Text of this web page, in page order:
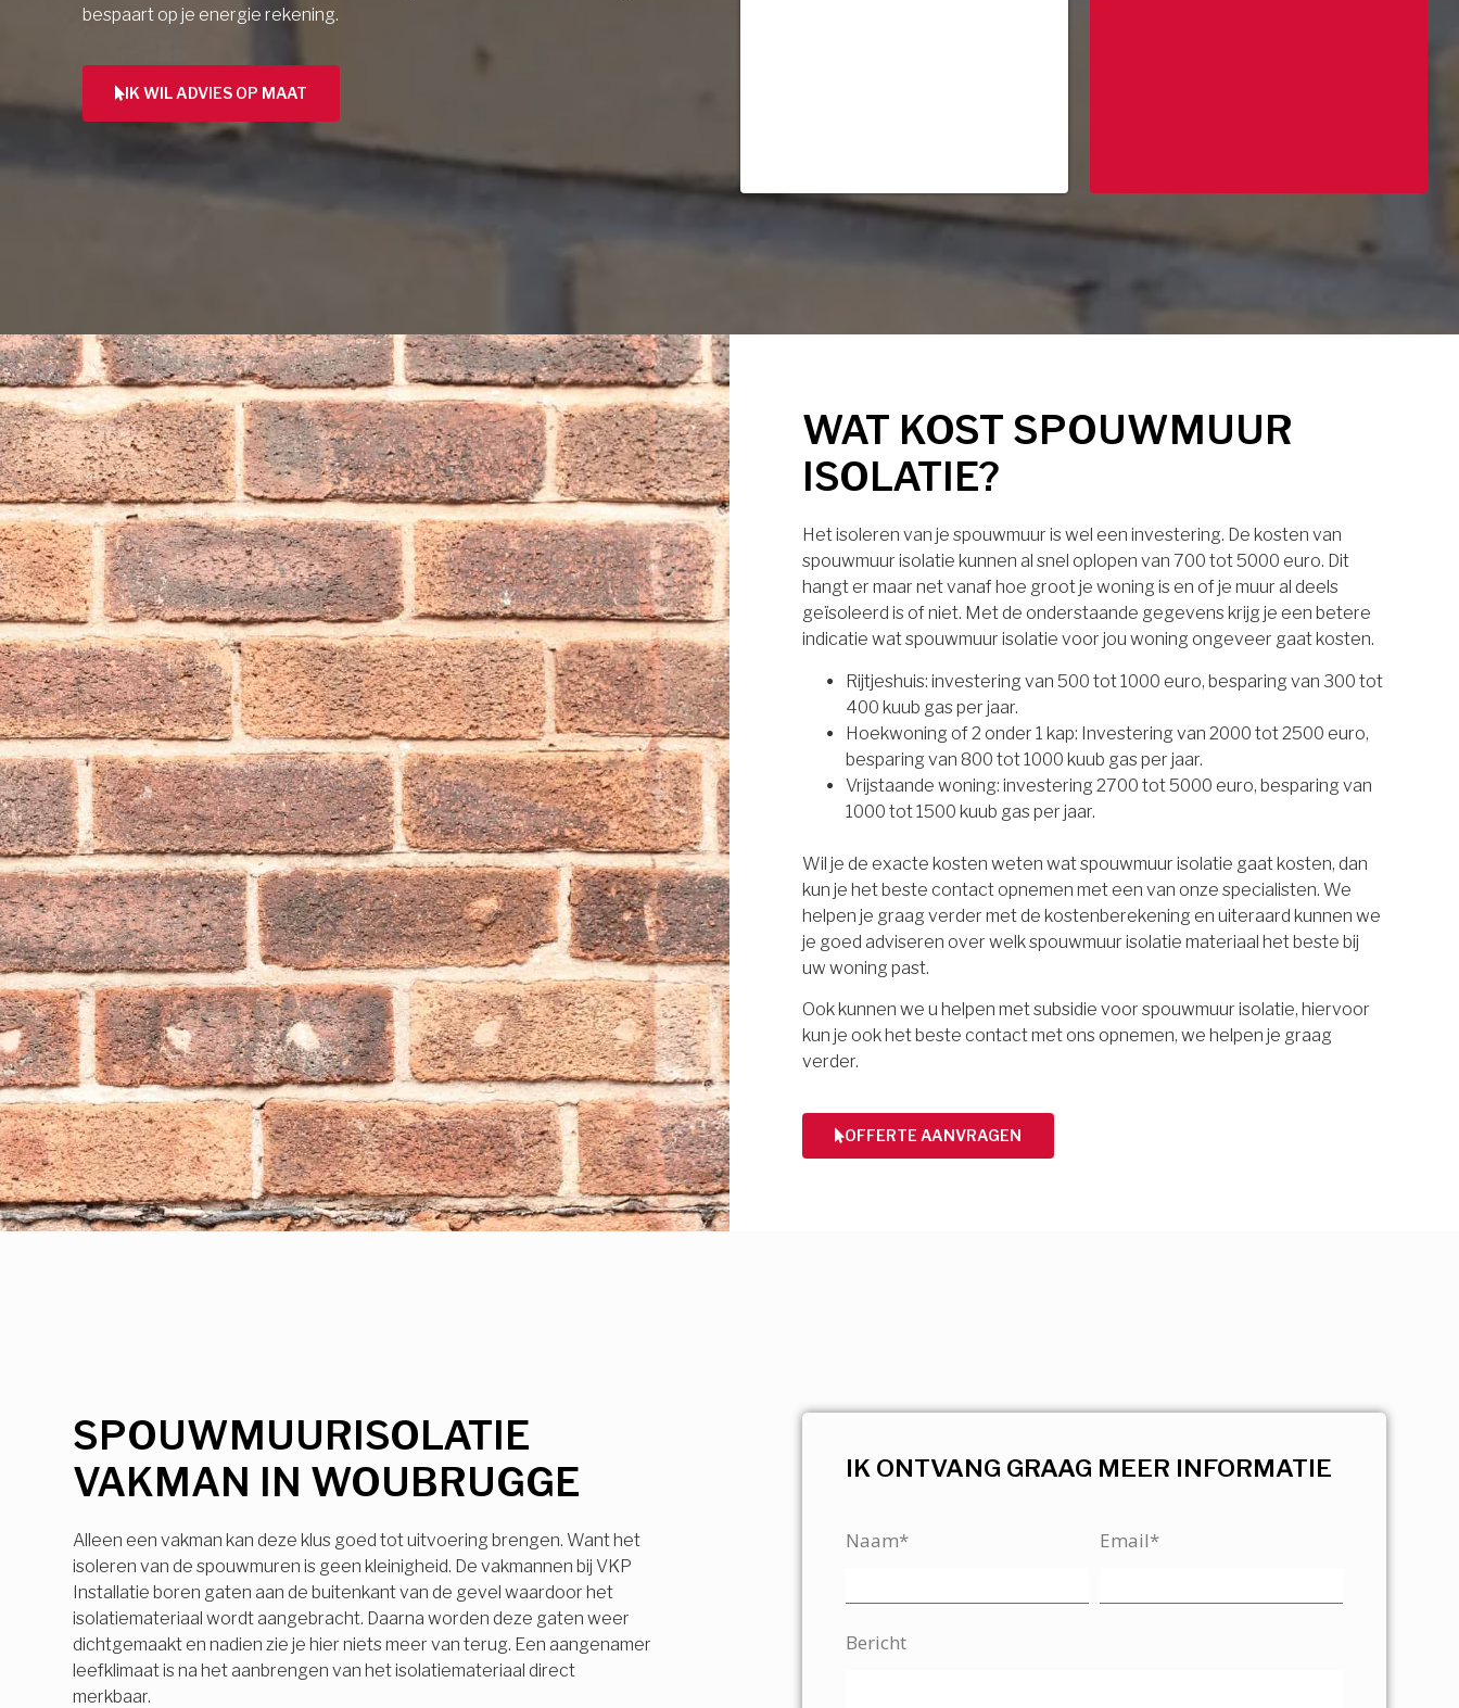
bespaart op je energie rekening.
IK WIL ADVIES OP MAAT
WAT KOST SPOUWMUUR
ISOLATIE?
Het isoleren van je spouwmuur is wel een investering. De kosten van
spouwmuur isolatie kunnen al snel oplopen van 700 tot 5000 euro. Dit
hangt er maar net vanaf hoe groot je woning is en of je muur al deels
geïsoleerd is of niet. Met de onderstaande gegevens krijg je een betere
indicatie wat spouwmuur isolatie voor jou woning ongeveer gaat kosten.
Rijtjeshuis: investering van 500 tot 1000 euro, besparing van 300 tot
400 kuub gas per jaar.
Hoekwoning of 2 onder 1 kap: Investering van 2000 tot 2500 euro,
besparing van 800 tot 1000 kuub gas per jaar.
Vrijstaande woning: investering 2700 tot 5000 euro, besparing van
1000 tot 1500 kuub gas per jaar.
Wil je de exacte kosten weten wat spouwmuur isolatie gaat kosten, dan
kun je het beste contact opnemen met een van onze specialisten. We
helpen je graag verder met de kostenberekening en uiteraard kunnen we
je goed adviseren over welk spouwmuur isolatie materiaal het beste bij
uw woning past.
Ook kunnen we u helpen met subsidie voor spouwmuur isolatie, hiervoor
kun je ook het beste contact met ons opnemen, we helpen je graag
verder.
OFFERTE AANVRAGEN
SPOUWMUURISOLATIE
VAKMAN IN WOUBRUGGE
Alleen een vakman kan deze klus goed tot uitvoering brengen. Want het
isoleren van de spouwmuren is geen kleinigheid. De vakmannen bij VKP
Installatie boren gaten aan de buitenkant van de gevel waardoor het
isolatiemateriaal wordt aangebracht. Daarna worden deze gaten weer
dichtgemaakt en nadien zie je hier niets meer van terug. Een aangenamer
leefklimaat is na het aanbrengen van het isolatiemateriaal direct
merkbaar.
IK ONTVANG GRAAG MEER INFORMATIE
Naam* Email*
Bericht